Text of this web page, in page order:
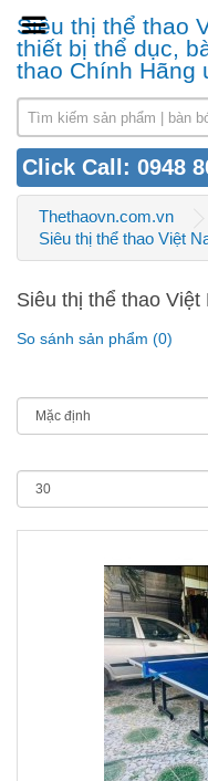
Siêu thị thể thao
thiết bị thể dục,
thao Chính Hãng
Click Call: 0948
Thethaovn.com.vn
Siêu thị thể thao Việt
Siêu thị thể thao Việt
So sánh sản phẩm (0)